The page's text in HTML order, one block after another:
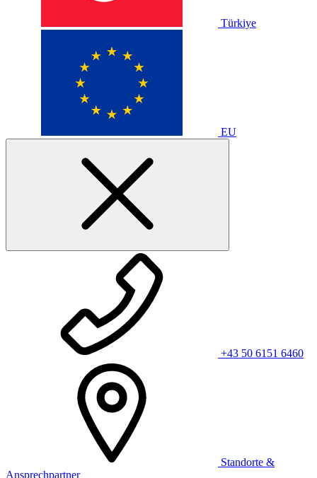
Türkiye
EU
+43 50 6151 6460
Standorte &
Ansprechpartner